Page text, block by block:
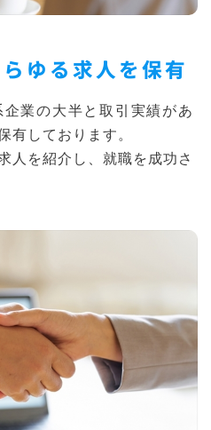
ゆる求人を保有
業の大半と取引実績があ
有しております。
人を紹介し、就職を成功さ